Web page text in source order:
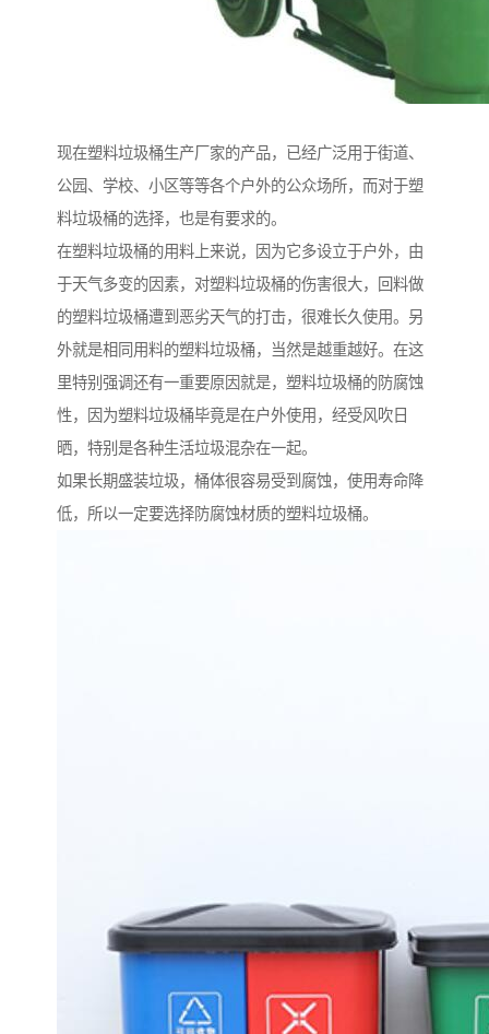
现在塑料垃圾桶生产厂家的产品，已经广泛用于街道、
公园、学校、小区等等各个户外的公众场所，而对于塑
料垃圾桶的选择，也是有要求的。
在塑料垃圾桶的用料上来说，因为它多设立于户外，由
于天气多变的因素，对塑料垃圾桶的伤害很大，回料做
的塑料垃圾桶遭到恶劣天气的打击，很难长久使用。另
外就是相同用料的塑料垃圾桶，当然是越重越好。在这
里特别强调还有一重要原因就是，塑料垃圾桶的防腐蚀
性，因为塑料垃圾桶毕竟是在户外使用，经受风吹日
晒，特别是各种生活垃圾混杂在一起。
如果长期盛装垃圾，桶体很容易受到腐蚀，使用寿命降
低，所以一定要选择防腐蚀材质的塑料垃圾桶。